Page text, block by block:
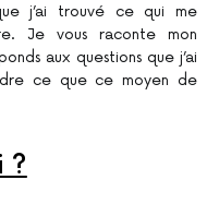
j’ai trouvé ce qui me
Je vous raconte mon
aux questions que j’ai
ce que ce moyen de
?